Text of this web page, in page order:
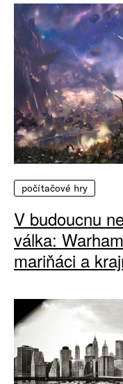
počítačové hry
V budoucnu
válka:
mariňáci a